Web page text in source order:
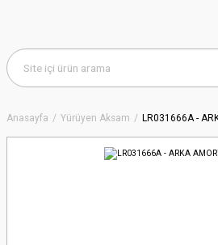
Anasayfa Yürüyen Aksam LR031666A -